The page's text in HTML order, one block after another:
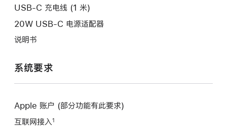
USB-C 充电线 (1 米)
20W USB-C 电源适配器
说明书
系统要求
Apple 账户 (部分功能有此要求)
互联网接入 1